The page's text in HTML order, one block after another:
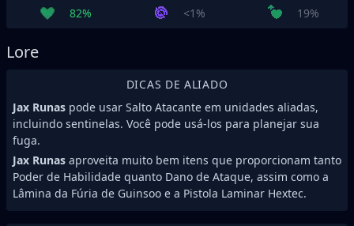
82%
<1% 19%
Lore
DICAS DE ALIADO
Jax Runas pode usar Salto Atacante em unidades aliadas,
incluindo sentinelas. Você pode usá-los para planejar sua
fuga.
Jax Runas aproveita muito bem itens que proporcionam tanto
Poder de Habilidade quanto Dano de Ataque, assim como a
Lâmina da Fúria de Guinsoo e a Pistola Laminar Hextec.